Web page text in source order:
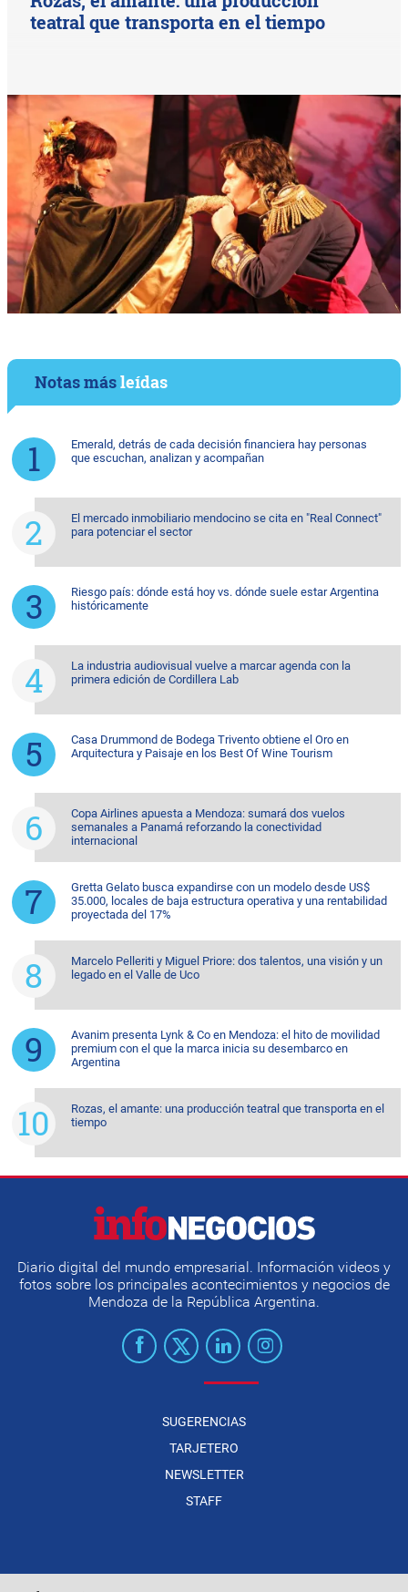
teatral que transporta en el tiempo
Notas másleídas
Emerald, detrás de cada decisión financiera hay personas
que escuchan, analizan y acompañan
El mercado inmobiliario mendocino se cita en "Real Connect"
para potenciar el sector
Riesgo país: dónde está hoy vs. dónde suele estar Argentina
históricamente
La industria audiovisual vuelve a marcar agenda con la
primera edición de Cordillera Lab
Casa Drummond de Bodega Trivento obtiene el Oro en
Arquitectura y Paisaje en los Best Of Wine Tourism
Copa Airlines apuesta a Mendoza: sumará dos vuelos
semanales a Panamá reforzando la conectividad
internacional
Gretta Gelato busca expandirse con un modelo desde US$
35.000, locales de baja estructura operativa y una rentabilidad
proyectada del 17%
Marcelo Pelleriti y Miguel Priore: dos talentos, una visión y un
legado en el Valle de Uco
Avanim presenta Lynk & Co en Mendoza: el hito de movilidad
premium con el que la marca inicia su desembarco en
Argentina
Rozas, el amante: una producción teatral que transporta en el
tiempo
Diario digital del mundo empresarial. Información videos y
fotos sobre los principales acontecimientos y negocios de
Mendoza de la República Argentina.
SUGERENCIAS
TARJETERO
NEWSLETTER
STAFF